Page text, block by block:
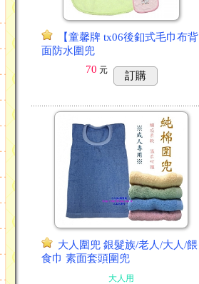
【童馨牌 tx06後釦式毛巾布背
面防水圍兜
70 元 訂購
大人圍兜 銀髮族/老人/大人/餵
食巾 素面套頭圍兜
大人用